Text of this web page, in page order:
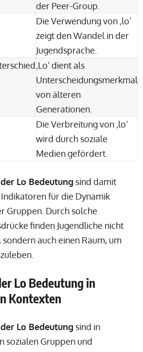
der Peer-Group.
Die Verwendung von ‚lo‘
zeigt den Wandel in der
Jugendsprache.
‚Lo‘ dient als
Unterscheidungsmerkmal
von älteren
Generationen.
Die Verbreitung von ‚lo‘
wird durch soziale
Medien gefördert.
Lo Bedeutung sind damit
für die Dynamik
Gruppen. Durch solche
finden Jugendliche nicht
auch einen Raum, um
Lo Bedeutung in
Kontexten
Lo Bedeutung sind in
sozialen Gruppen und